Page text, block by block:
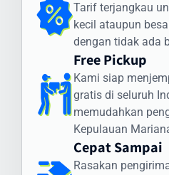
Kondisi cuaca dan faktor
Ketersediaan transportasi di
Kejelasan dan kelengkapan
Intrasia.id memiliki sistem
Anda memantau status
begitu, Anda selalu
dan status paket Anda selama
Cara Kirim Dokumen
dengan Aman
Tarif terjangkau
kecil ataupun
dengan tidak ada
Free Pickup
Kami siap
gratis di seluruh
memudahkan
Kepulauan
Cepat Sampai
Rasakan